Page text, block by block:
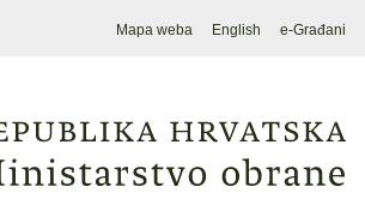
Mapa weba English e-Građani